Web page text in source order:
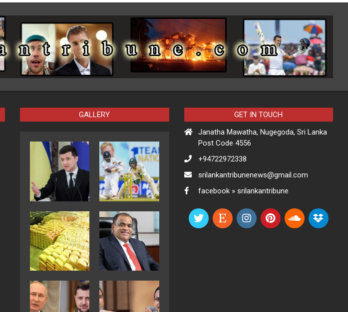
GALLERY
GET IN TOUCH
Janatha Mawatha, Nugegoda, Sri Lanka
Post Code 4556
+94722972338
srilankantribunenews@gmail.com
facebook » srilankantribune